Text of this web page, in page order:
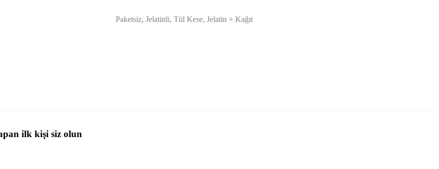
Paketsiz, Jelatinli, Tül Kese, Jelatin + Kağıt
ilk kişi siz olun